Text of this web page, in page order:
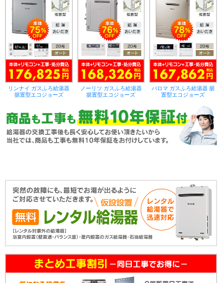
リンナイ ガスふろ給湯器
据置型エコジョーズ
ノーリツ ガスふろ給湯器
据置型エコジョーズ
パロマ ガスふろ給湯器 据
置型エコジョーズ